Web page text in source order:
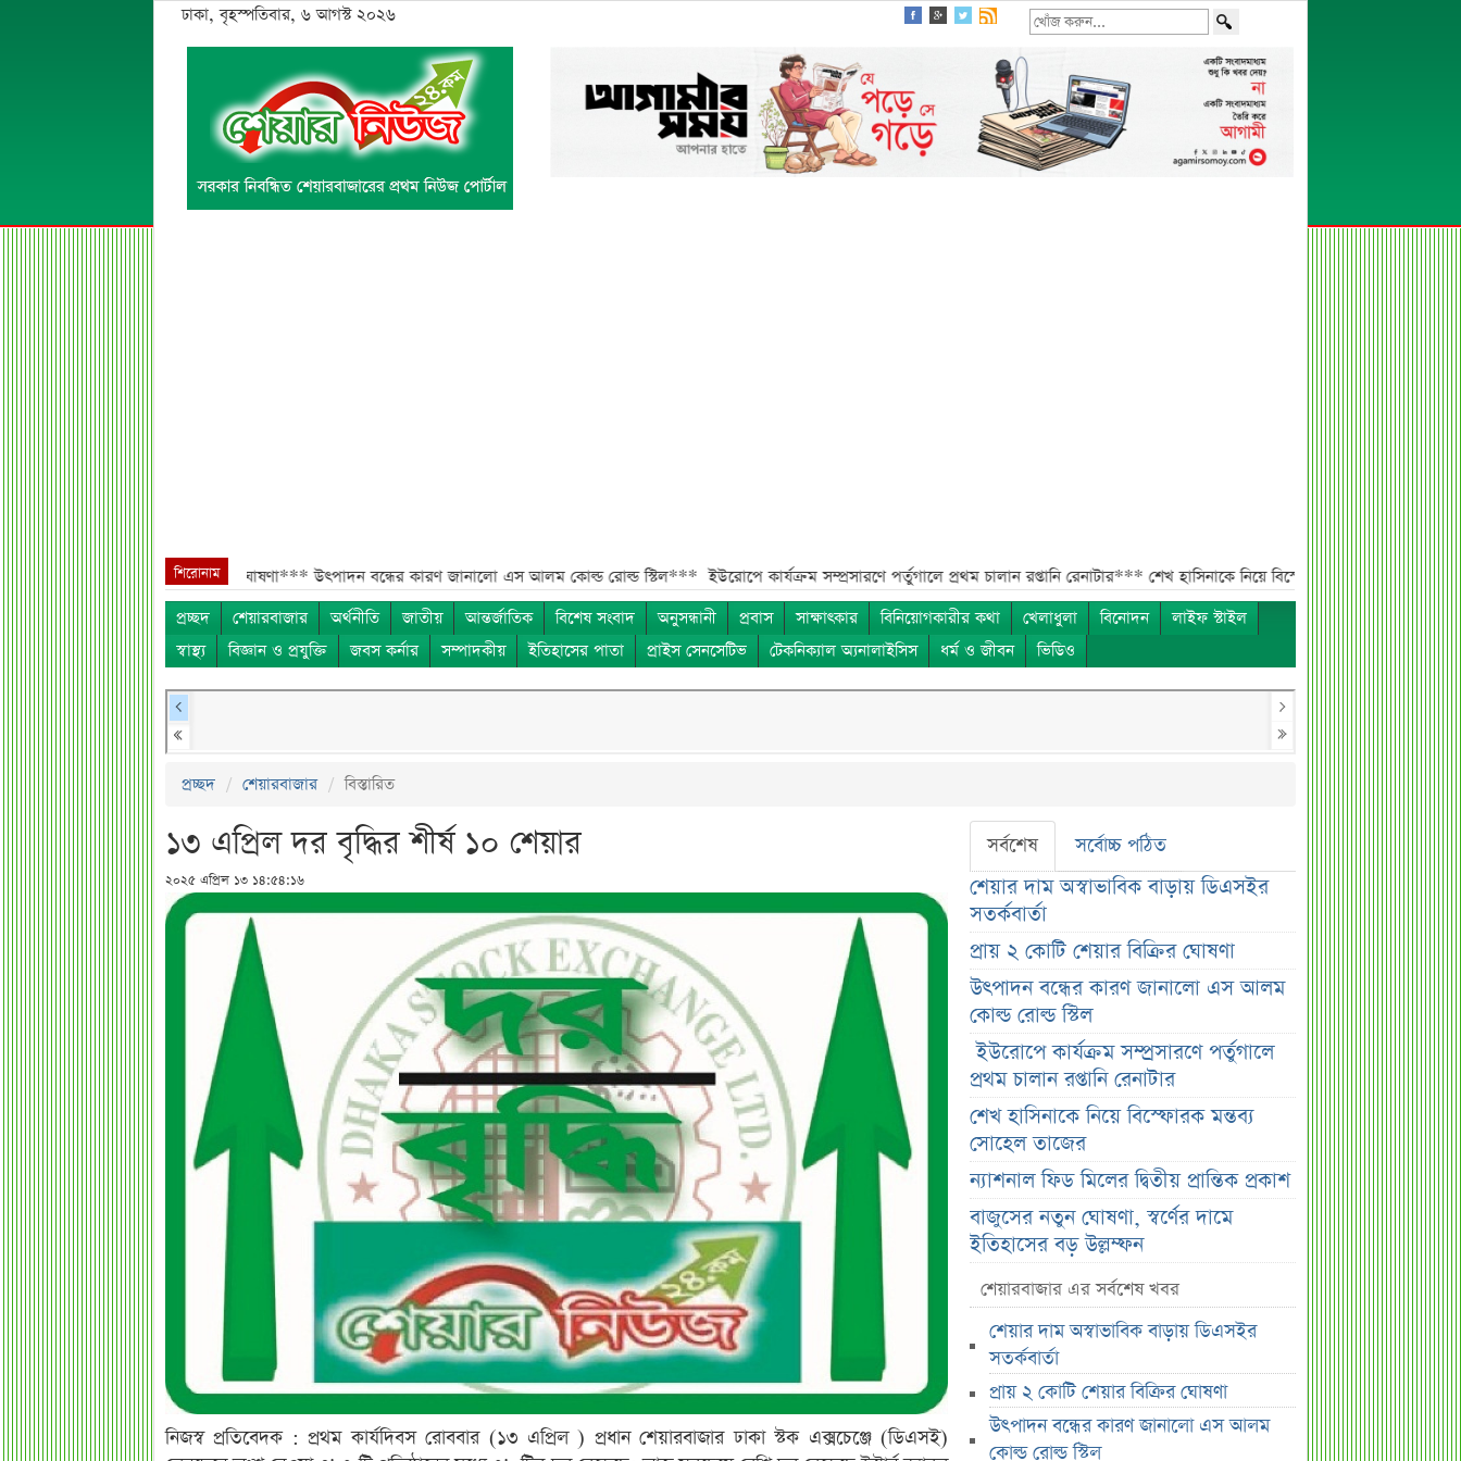
ঢাকা, বৃহস্পতিবার, ৬ আগস্ট ২০২৬
শিরোনাম
২ কোটি শেয়ার বিক্রির ঘোষণা*** উৎপাদন বন্ধের কারণ জানালো এস আলম কোল্ড রোল্ড স্টিল*** ইউরোপে কার্যক্রম সম্প্রসারণে পর্তুগালে প্রথম চালান রপ্তানি রেনাটার*** শেখ হাসিনাকে নিয়ে বিস্ফোরক মন্তব্য সোহেল তাজের***
প্রচ্ছদ
শেয়ারবাজার অর্থনীতি জাতীয় আন্তর্জাতিক বিশেষ সংবাদ অনুসন্ধানী প্রবাস সাক্ষাৎকার বিনিয়োগকারীর কথা খেলাধুলা বিনোদন
লাইফ স্টাইল
স্বাস্থ্য
বিজ্ঞান ও প্রযুক্তি জবস কর্নার সম্পাদকীয় ইতিহাসের পাতা প্রাইস সেনসেটিভ টেকনিক্যাল অ্যনালাইসিস ধর্ম ও জীবন ভিডিও
প্রচ্ছদ শেয়ারবাজার বিস্তারিত
১৩ এপ্রিল দর বৃদ্ধির শীর্ষ ১০ শেয়ার
২০২৫ এপ্রিল ১৩ ১৪:৫৪:১৬
নিজস্ব প্রতিবেদক : প্রথম কার্যদিবস রোববার (১৩ এপ্রিল ) প্রধান শেয়ারবাজার ঢাকা স্টক এক্সচেঞ্জে (ডিএসই)
সর্বশেষ সর্বোচ্চ পঠিত
শেয়ার দাম অস্বাভাবিক বাড়ায় ডিএসইর
সতর্কবার্তা
প্রায় ২ কোটি শেয়ার বিক্রির ঘোষণা
উৎপাদন বন্ধের কারণ জানালো এস আলম
কোল্ড রোল্ড স্টিল
ইউরোপে কার্যক্রম সম্প্রসারণে পর্তুগালে
প্রথম চালান রপ্তানি রেনাটার
শেখ হাসিনাকে নিয়ে বিস্ফোরক মন্তব্য
সোহেল তাজের
ন্যাশনাল ফিড মিলের দ্বিতীয় প্রান্তিক প্রকাশ
বাজুসের নতুন ঘোষণা, স্বর্ণের দামে
ইতিহাসের বড় উল্লম্ফন
হাসিনার প্রোগ্রাম থেকে যে কারণে বের হয়ে
গেলেন ৪৪০০০ দর্শক
শেখ হাসিনার বক্তব্য ঘিরে ভারতকে কড়া
বার্তা বাংলাদেশের
বাংলাদেশ নিয়ে নতুন বিতর্ক, মুখ খুললেন
সজীব ওয়াজেদ জয়
শেয়ারবাজার এর সর্বশেষ খবর
শেয়ার দাম অস্বাভাবিক বাড়ায় ডিএসইর
সতর্কবার্তা
প্রায় ২ কোটি শেয়ার বিক্রির ঘোষণা
উৎপাদন বন্ধের কারণ জানালো এস আলম
কোল্ড রোল্ড স্টিল